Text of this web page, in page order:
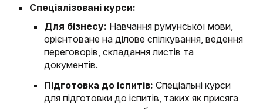
Спеціалізовані курси:
Для бізнесу: Навчання румунської мови,
орієнтоване на ділове спілкування, ведення
переговорів, складання листів та
документів.
Підготовка до іспитів: Спеціальні курси
для підготовки до іспитів, таких як присяга